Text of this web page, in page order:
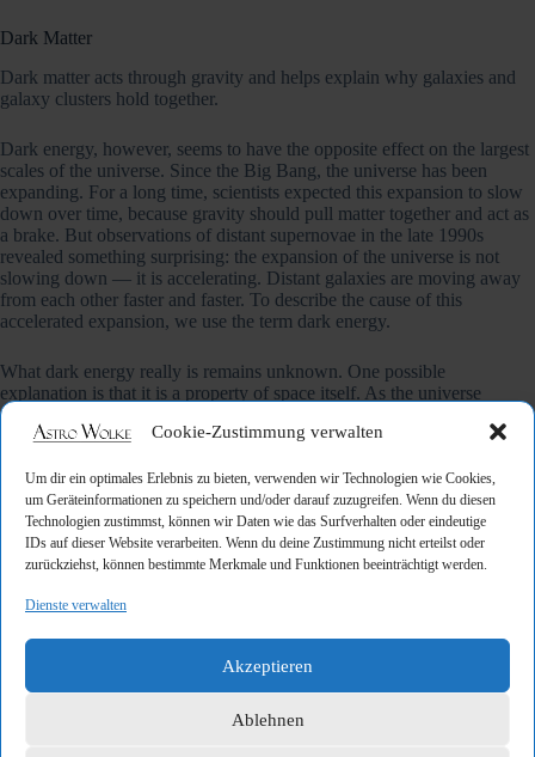
Cookie-Zustimmung verwalten
Um dir ein optimales Erlebnis zu bieten, verwenden wir Technologien wie Cookies,
um Geräteinformationen zu speichern und/oder darauf zuzugreifen. Wenn du diesen
Technologien zustimmst, können wir Daten wie das Surfverhalten oder eindeutige
IDs auf dieser Website verarbeiten. Wenn du deine Zustimmung nicht erteilst oder
zurückziehst, können bestimmte Merkmale und Funktionen beeinträchtigt werden.
Dienste verwalten
Akzeptieren
Ablehnen
Dark Matter
Dark matter acts through gravity and helps explain why galaxies and
galaxy clusters hold together.
Dark energy, however, seems to have the opposite effect on the largest
scales of the universe. Since the Big Bang, the universe has been
expanding. For a long time, scientists expected this expansion to slow
down over time, because gravity should pull matter together and act as
a brake. But observations of distant supernovae in the late 1990s
revealed something surprising: the expansion of the universe is not
slowing down — it is accelerating. Distant galaxies are moving away
from each other faster and faster. To describe the cause of this
accelerated expansion, we use the term dark energy.
What dark energy really is remains unknown. One possible
explanation is that it is a property of space itself. As the universe
expands and more space is created, this energy becomes increasingly
important. In today’s standard model of cosmology, dark energy makes
matter combined. So the universe is strangely paradoxical: everything
we can see directly — stars, galaxies, nebulae, and planets — is only a
small cosmic fraction. Most of the universe remains invisible. We do
not yet know what dark matter and dark energy are. But we can clearly
observe what they do.
VORHERIGER NÄCHSTE